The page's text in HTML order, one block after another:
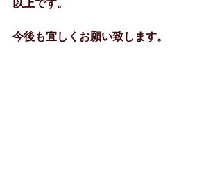
以上です。
今後も宜しくお願い致します。